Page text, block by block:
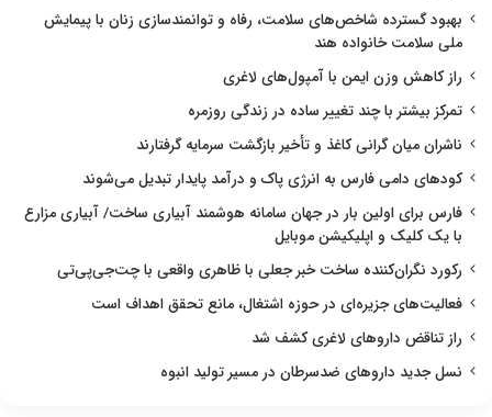
بهبود گسترده شاخص‌های سلامت، رفاه و توانمندسازی زنان با پیمایش
ملی سلامت خانواده هند
راز کاهش وزن ایمن با آمپول‌های لاغری
تمرکز بیشتر با چند تغییر ساده در زندگی روزمره
ناشران میان گرانی کاغذ و تأخیر بازگشت سرمایه گرفتارند
کودهای دامی فارس به انرژی پاک و درآمد پایدار تبدیل می‌شوند
فارس برای اولین بار در جهان سامانه هوشمند آبیاری ساخت/ آبیاری مزارع
با یک کلیک و اپلیکیشن موبایل
رکورد نگران‌کننده ساخت خبر جعلی با ظاهری واقعی با چت‌جی‌پی‌تی
فعالیت‌های جزیره‌ای در حوزه اشتغال، مانع تحقق اهداف است
راز تناقض داروهای لاغری کشف شد
نسل جدید داروهای ضدسرطان در مسیر تولید انبوه